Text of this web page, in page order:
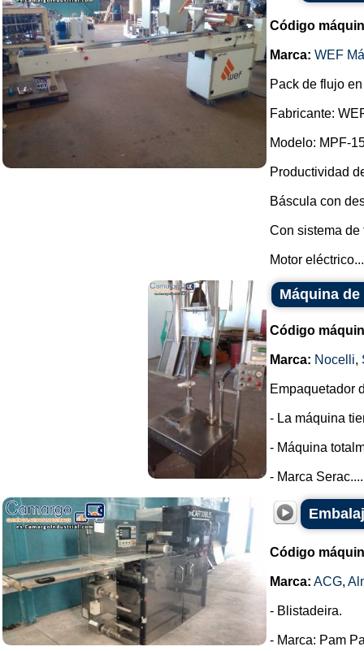
Código
Marca: WEF
Pack de flujo
Fabricante:
Modelo: MPF-
Productividad
Báscula con
Con sistema de
Motor eléctrico...
Máquina
Código
Marca: Nocelli,
Empaquetador
- La máquina
- Máquina
- Marca Serac....
Código
Marca: ACG,
- Blistadeira.
- Marca: Pam